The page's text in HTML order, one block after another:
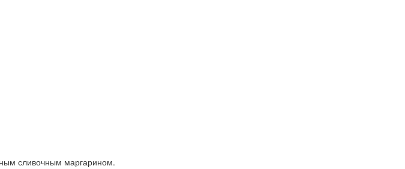
сливочным маргарином.